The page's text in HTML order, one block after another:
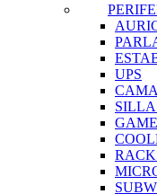
UPS